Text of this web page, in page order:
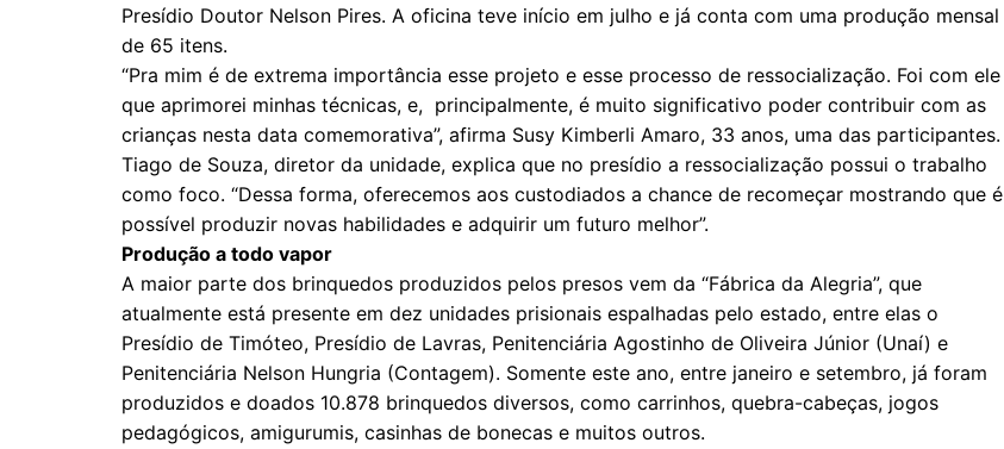
Presídio Doutor Nelson Pires. A oficina teve início em julho e já conta com uma produção mensal
de 65 itens.
“Pra mim é de extrema importância esse projeto e esse processo de ressocialização. Foi com ele
que aprimorei minhas técnicas, e, principalmente, é muito significativo poder contribuir com as
crianças nesta data comemorativa”, afirma Susy Kimberli Amaro, 33 anos, uma das participantes.
Tiago de Souza, diretor da unidade, explica que no presídio a ressocialização possui o trabalho
como foco. “Dessa forma, oferecemos aos custodiados a chance de recomeçar mostrando que é
possível produzir novas habilidades e adquirir um futuro melhor”.
Produção a todo vapor
A maior parte dos brinquedos produzidos pelos presos vem da “Fábrica da Alegria”, que
atualmente está presente em dez unidades prisionais espalhadas pelo estado, entre elas o
Presídio de Timóteo, Presídio de Lavras, Penitenciária Agostinho de Oliveira Júnior (Unaí) e
Penitenciária Nelson Hungria (Contagem). Somente este ano, entre janeiro e setembro, já foram
produzidos e doados 10.878 brinquedos diversos, como carrinhos, quebra-cabeças, jogos
pedagógicos, amigurumis, casinhas de bonecas e muitos outros.